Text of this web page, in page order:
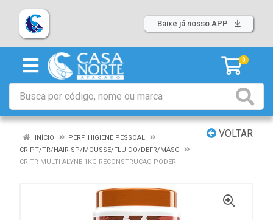
Baixe já nosso APP
0
VOLTAR
INÍCIO
PERF. HIGIENE PESSOAL
CR PT/TR/HAIR SP/MOUSSE/FLUIDO/DEFR/MASC
CR TR MULTI ALYNE 1KG RECONSTRUCAO PODER